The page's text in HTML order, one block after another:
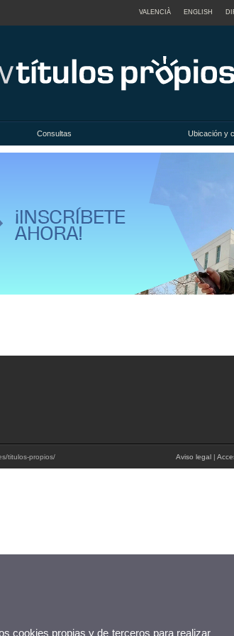
VALENCIÀ ENGLISH
Consultas Ubicación y
titulos-propios/ Aviso legal |
cookies propias y de terceros para realizar